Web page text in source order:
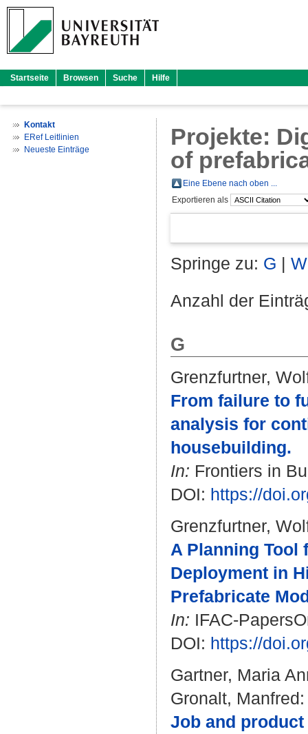
Startseite Browsen Suche Hilfe
Kontakt
ERef Leitlinien
Neueste Einträge
Projekte:
of
Eine Ebene nach oben ...
Exportieren als
Springe zu: G | W
Anzahl der
G
Grenzfurtner,
From failure to
analysis for
housebuilding.
In: Frontiers in
DOI: https://
Grenzfurtner,
A Planning Tool
Deployment in
Prefabricate
In: IFAC-
DOI: https://
Gartner, Maria
Gronalt, Manfred:
Job and